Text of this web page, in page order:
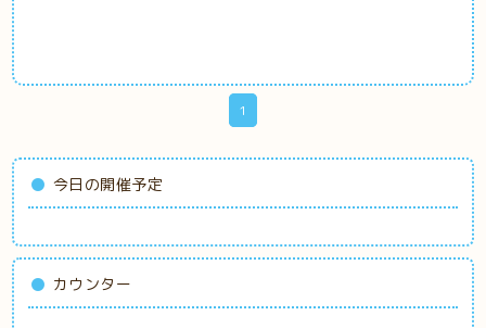
1
今日の開催予定
カウンター